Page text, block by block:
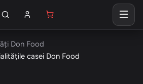
Don Food
casei Don Food